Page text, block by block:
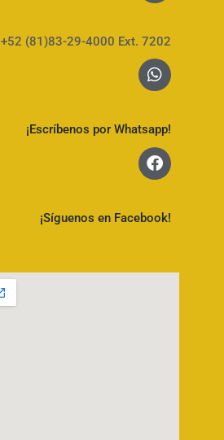
+52 (81)83-29-4000 Ext. 7202
¡Escríbenos por Whatsapp!
¡Síguenos en Facebook!